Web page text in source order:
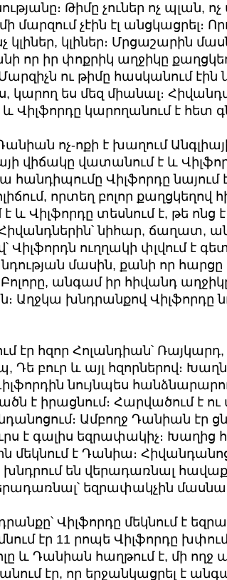
Թիմը չուներ ոչ պլան,
մի մարզում չէին էլ անցկացրել։
կլիներ։ Մրցաշարին
որ իր փոքրիկ աղջիկը
ու թիմը հասկանում
կարող ես մեզ միանալ։
և Վիլֆորդը կարողանում է հետ
ոչ-ոքի է խաղում
վիճակը վատանում է և
Վիլֆորդը նայում
որտեղ բոլոր քաղցկեղով
և Վիլֆորդը տեսնում է, թե ոնց
Հիվանդներին՝ նիհար, ճաղատ,
Վիլֆորդն ուղղակի փլվում է
մասին, քանի որ հարցը
անգամ իր հիվանդ
Աղջկա խնդրանքով Վիլֆորդը
էր հզոր Հոլանդիան՝
Դե բուր և այլ հզորներով։
նույնպես
է իրացնում։ Հարվածում է
Ամբողջ Դանիան էր
է գալիս եզրափակիչ։ Խաղից
մեկնում է Դանիա։
խնդրում են վերադառնալ
եզրափակչին
Վիլֆորդը մեկնում է
էր 11 րոպե Վիլֆորդը խփում
և Դանիան հաղթում է, մի
էր, որ երջանկացրել է